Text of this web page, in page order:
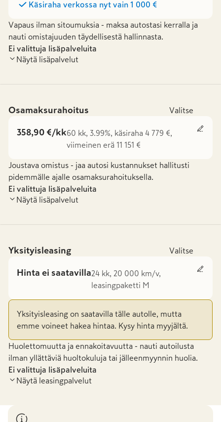
Käsiraha verkossa nyt vain 1 000 €
Vapaus ilman sitoumuksia - maksa autostasi kerralla ja
nauti omistajuuden täydellisestä hallinnasta.
Ei valittuja lisäpalveluita
Näytä lisäpalvelut
Osamaksurahoitus Valitse
358,90 €/kk60 kk, 3.99%, käsiraha 4 779 €,
viimeinen erä 11 151 €
Joustava omistus - jaa autosi kustannukset hallitusti
pidemmälle ajalle osamaksurahoituksella.
Ei valittuja lisäpalveluita
Näytä lisäpalvelut
Yksityisleasing Valitse
Hinta ei saatavilla24 kk, 20 000 km/v,
leasingpaketti M
Yksityisleasing on saatavilla tälle autolle, mutta
emme voineet hakea hintaa. Kysy hinta myyjältä.
Huolettomuutta ja ennakoitavuutta - nauti autoilusta
ilman yllättäviä huoltokuluja tai jälleenmyynnin huolia.
Ei valittuja lisäpalveluita
Näytä leasingpalvelut